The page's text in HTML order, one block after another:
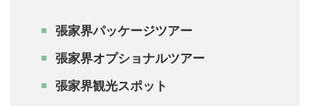
張家界パッケージツアー
張家界オプショナルツアー
張家界観光スポット